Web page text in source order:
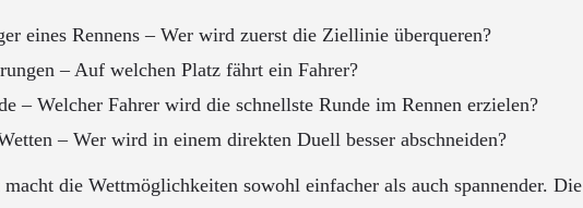
eines Rennens – Wer wird zuerst die Ziellinie überqueren?
– Auf welchen Platz fährt ein Fahrer?
– Welcher Fahrer wird die schnellste Runde im Rennen erzielen?
– Wer wird in einem direkten Duell besser abschneiden?
die Wettmöglichkeiten sowohl einfacher als auch spannender. Die